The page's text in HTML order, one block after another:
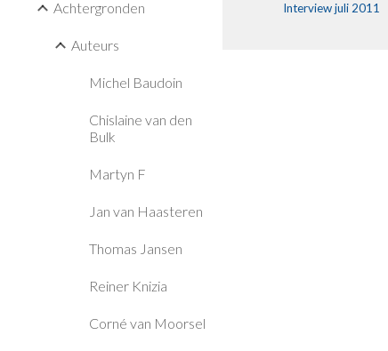
Achtergronden
Auteurs
Michel Baudoin
Chislaine van den
Bulk
Martyn F
Jan van Haasteren
Thomas Jansen
Reiner Knizia
Corné van Moorsel
Interview juli 2011